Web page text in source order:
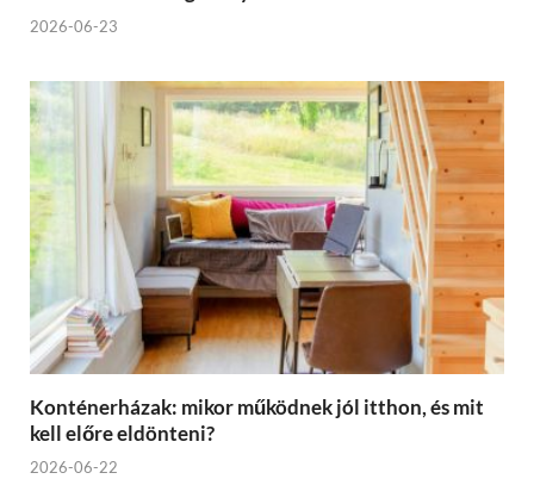
2026-06-23
Konténerházak: mikor működnek jól itthon, és mit
kell előre eldönteni?
2026-06-22